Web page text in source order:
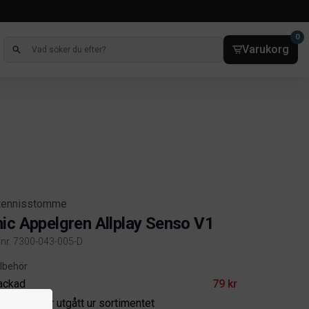
Varukorg
0
Appelgren Allplay Senso V1
7300-043-005-D
information
79 kr
har utgått ur sortimentet